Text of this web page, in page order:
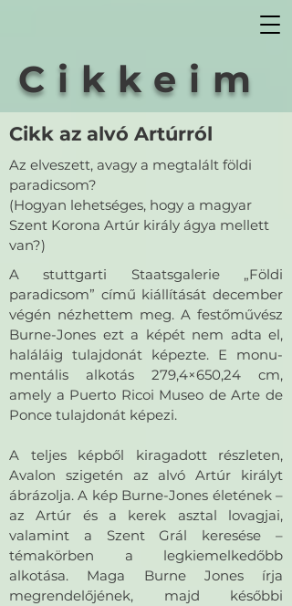
Cikkeim
Cikk az alvó Artúrról
Az elveszett, avagy a megtalált földi
paradicsom?
(Hogyan lehetséges, hogy a magyar
Szent Korona Artúr király ágya mellett
van?)
A stuttgarti Staatsgalerie „Földi
paradicsom” című kiállítását december
végén nézhettem meg. A festőművész
Burne-Jones ezt a képét nem adta el,
haláláig tulajdonát képezte. E monu-
mentális alkotás 279,4×650,24 cm,
amely a Puerto Ricoi Museo de Arte de
Ponce tulajdonát képezi.
A teljes képből kiragadott részleten,
Avalon szigetén az alvó Artúr királyt
ábrázolja. A kép Burne-Jones életének –
az Artúr és a kerek asztal lovagjai,
valamint a Szent Grál keresése –
témakörben a legkiemelkedőbb
alkotása. Maga Burne Jones írja
megrendelőjének, majd későbbi